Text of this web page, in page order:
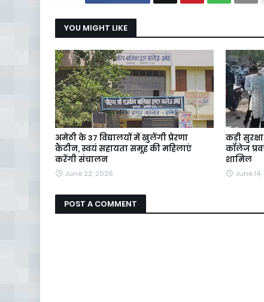
YOU MIGHT LIKE
अमेठी के 37 विद्यालयों में खुलेंगी प्रेरणा
कैंटीन, स्वयं सहायता समूह की महिलाएं
करेंगी संचालन
June 22, 2026
कड़ी
कॉलेज
शामिल
June
POST A COMMENT